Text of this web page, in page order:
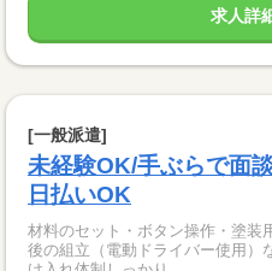
求人詳
[一般派遣]
未経験OK/手ぶらで面
日払いOK
材料のセット・ボタン操作・塗装
後の組立（電動ドライバー使用）などのお